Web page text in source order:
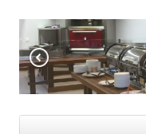
KÖÖGIABI
Professional help for proffs